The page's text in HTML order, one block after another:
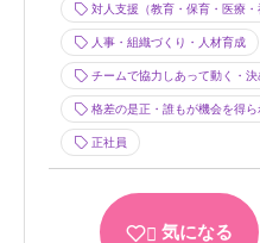
対人支援（教育・保育・医療・
人事・組織づくり・人材育成
チームで協力しあって動く・決
格差の是正・誰もが機会を得ら
正社員
気になる